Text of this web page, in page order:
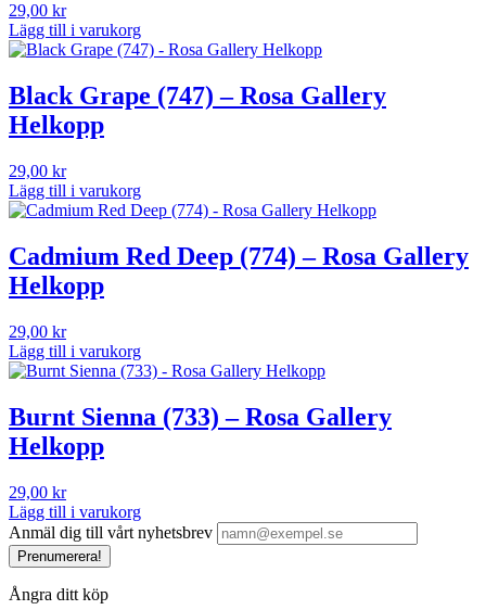
29,00 kr
Lägg till i varukorg
Black Grape (747) – Rosa Gallery
Helkopp
29,00 kr
Lägg till i varukorg
Cadmium Red Deep (774) – Rosa Gallery
Helkopp
29,00 kr
Lägg till i varukorg
Burnt Sienna (733) – Rosa Gallery
Helkopp
29,00 kr
Lägg till i varukorg
Anmäl dig till vårt nyhetsbrev
Prenumerera!
Ångra ditt köp